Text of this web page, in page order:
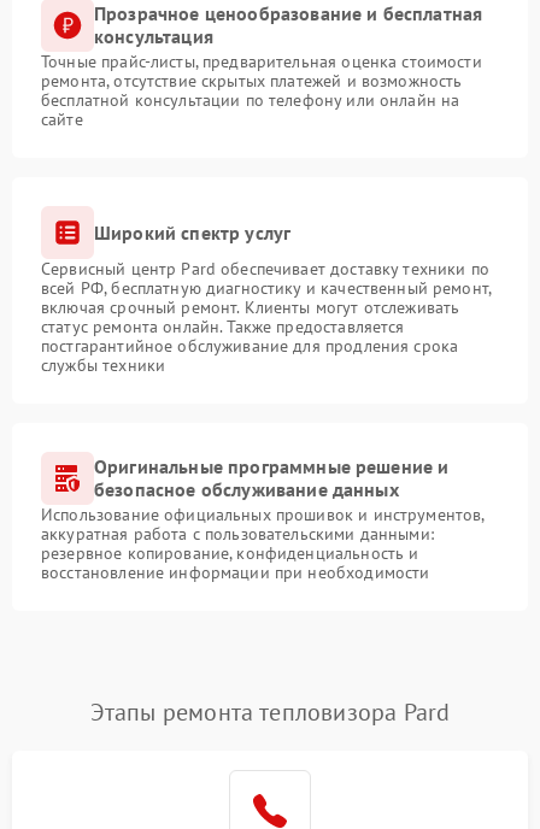
Прозрачное ценообразование и бесплатная
консультация
Точные прайс-листы, предварительная оценка стоимости
ремонта, отсутствие скрытых платежей и возможность
бесплатной консультации по телефону или онлайн на
сайте
Широкий спектр услуг
Сервисный центр Pard обеспечивает доставку техники по
всей РФ, бесплатную диагностику и качественный ремонт,
включая срочный ремонт. Клиенты могут отслеживать
статус ремонта онлайн. Также предоставляется
постгарантийное обслуживание для продления срока
службы техники
Оригинальные программные решение и
безопасное обслуживание данных
Использование официальных прошивок и инструментов,
аккуратная работа с пользовательскими данными:
резервное копирование, конфиденциальность и
восстановление информации при необходимости
Этапы ремонта тепловизора Pard